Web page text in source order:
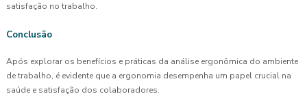
satisfação no trabalho.
Conclusão
Após explorar os benefícios e práticas da análise ergonômica do ambiente
de trabalho, é evidente que a ergonomia desempenha um papel crucial na
saúde e satisfação dos colaboradores.